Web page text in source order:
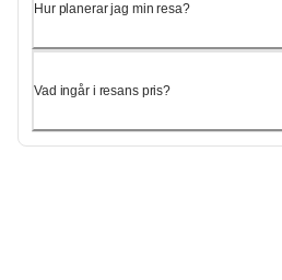
Hur planerar jag min resa?
Vad ingår i resans pris?